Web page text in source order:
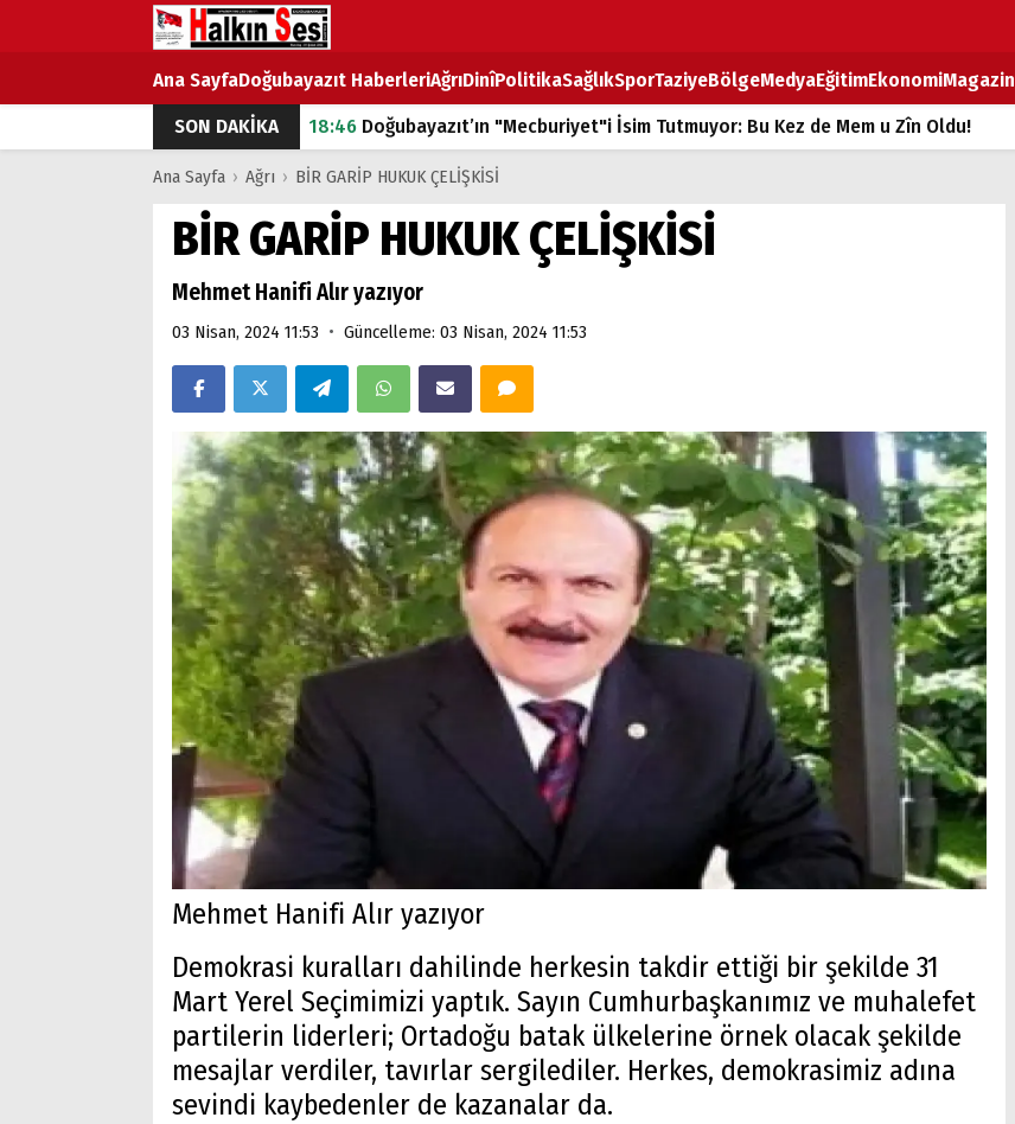
Ana SayfaDoğubayazıt HaberleriAğrıDinîPolitikaSağlıkSporTaziyeBölgeMedyaEğitimEkonomiMagazin
SON DAKİKA
18:46 Doğubayazıt’ın "Mecburiyet"i İsim Tutmuyor: Bu Kez de Mem u Zîn Oldu!
07:53Doğubayazıt’ta Ekmek Fiyatlarına Zam
07:16Doğubayazıt'ta çocukların sırtındaki ağır yük
07:00 DEVLET ve HÜKÜMET
18:29ÇARŞI CADDESİ YAZ BOZ TAHTASI
Ana Sayfa › Ağrı › BİR GARİP HUKUK ÇELİŞKİSİ
BİR GARİP HUKUK ÇELİŞKİSİ
Mehmet Hanifi Alır yazıyor
03 Nisan, 2024 11:53 • Güncelleme: 03 Nisan, 2024 11:53
Mehmet Hanifi Alır yazıyor
Demokrasi kuralları dahilinde herkesin takdir ettiği bir şekilde 31
Mart Yerel Seçimimizi yaptık. Sayın Cumhurbaşkanımız ve muhalefet
partilerin liderleri; Ortadoğu batak ülkelerine örnek olacak şekilde
mesajlar verdiler, tavırlar sergilediler. Herkes, demokrasimiz adına
sevindi kaybedenler de kazanalar da.